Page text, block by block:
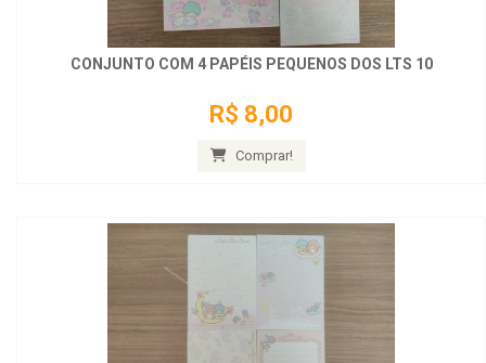
CONJUNTO COM 4 PAPÉIS PEQUENOS DOS LTS 10
R$ 8,00
Comprar!